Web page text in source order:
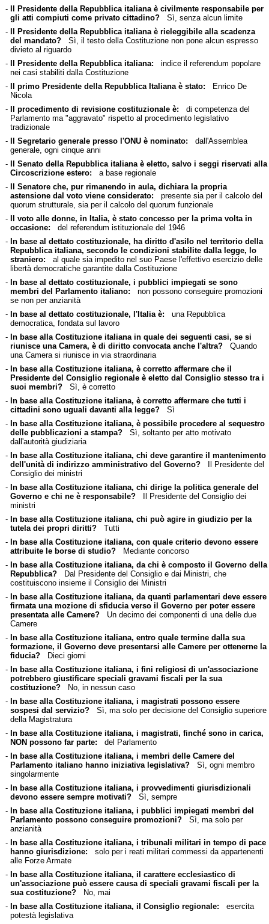
- Il Presidente della Repubblica italiana è civilmente responsabile per
gli atti compiuti come privato cittadino?Sì, senza alcun limite
- Il Presidente della Repubblica italiana è rieleggibile alla scadenza
del mandato?Sì, il testo della Costituzione non pone alcun espresso
divieto al riguardo
- Il Presidente della Repubblica italiana: indice il referendum popolare
nei casi stabiliti dalla Costituzione
- Il primo Presidente della Repubblica Italiana è stato: Enrico De
Nicola
- Il procedimento di revisione costituzionale è: di competenza del
Parlamento ma "aggravato" rispetto al procedimento legislativo
tradizionale
- Il Segretario generale presso l'ONU è nominato: dall'Assemblea
generale, ogni cinque anni
- Il Senato della Repubblica italiana è eletto, salvo i seggi riservati alla
Circoscrizione estero: a base regionale
- Il Senatore che, pur rimanendo in aula, dichiara la propria
astensione dal voto viene considerato: presente sia per il calcolo del
quorum strutturale, sia per il calcolo del quorum funzionale
- Il voto alle donne, in Italia, è stato concesso per la prima volta in
occasione: del referendum istituzionale del 1946
- In base al dettato costituzionale, ha diritto d'asilo nel territorio della
Repubblica italiana, secondo le condizioni stabilite dalla legge, lo
straniero: al quale sia impedito nel suo Paese l'effettivo esercizio delle
libertà democratiche garantite dalla Costituzione
- In base al dettato costituzionale, i pubblici impiegati se sono
membri del Parlamento italiano: non possono conseguire promozioni
se non per anzianità
- In base al dettato costituzionale, l'Italia è: una Repubblica
democratica, fondata sul lavoro
- In base alla Costituzione italiana in quale dei seguenti casi, se si
riunisce una Camera, è di diritto convocata anche l'altra?Quando
una Camera si riunisce in via straordinaria
- In base alla Costituzione italiana, è corretto affermare che il
Presidente del Consiglio regionale è eletto dal Consiglio stesso tra i
suoi membri?Sì, è corretto
- In base alla Costituzione italiana, è corretto affermare che tutti i
cittadini sono uguali davanti alla legge?Sì
- In base alla Costituzione italiana, è possibile procedere al sequestro
delle pubblicazioni a stampa?Sì, soltanto per atto motivato
dall'autorità giudiziaria
- In base alla Costituzione italiana, chi deve garantire il mantenimento
dell'unità di indirizzo amministrativo del Governo?Il Presidente del
Consiglio dei ministri
- In base alla Costituzione italiana, chi dirige la politica generale del
Governo e chi ne è responsabile?Il Presidente del Consiglio dei
ministri
- In base alla Costituzione italiana, chi può agire in giudizio per la
tutela dei propri diritti?Tutti
- In base alla Costituzione italiana, con quale criterio devono essere
attribuite le borse di studio?Mediante concorso
- In base alla Costituzione italiana, da chi è composto il Governo della
Repubblica?Dal Presidente del Consiglio e dai Ministri, che
costituiscono insieme il Consiglio dei Ministri
- In base alla Costituzione italiana, da quanti parlamentari deve essere
firmata una mozione di sfiducia verso il Governo per poter essere
presentata alle Camere?Un decimo dei componenti di una delle due
Camere
- In base alla Costituzione italiana, entro quale termine dalla sua
formazione, il Governo deve presentarsi alle Camere per ottenerne la
fiducia?Dieci giorni
- In base alla Costituzione italiana, i fini religiosi di un'associazione
potrebbero giustificare speciali gravami fiscali per la sua
costituzione?No, in nessun caso
- In base alla Costituzione italiana, i magistrati possono essere
sospesi dal servizio?Sì, ma solo per decisione del Consiglio superiore
della Magistratura
- In base alla Costituzione italiana, i magistrati, finché sono in carica,
NON possono far parte: del Parlamento
- In base alla Costituzione italiana, i membri delle Camere del
Parlamento italiano hanno iniziativa legislativa?Sì, ogni membro
singolarmente
- In base alla Costituzione italiana, i provvedimenti giurisdizionali
devono essere sempre motivati?Sì, sempre
- In base alla Costituzione italiana, i pubblici impiegati membri del
Parlamento possono conseguire promozioni?Sì, ma solo per
anzianità
- In base alla Costituzione italiana, i tribunali militari in tempo di pace
hanno giurisdizione: solo per i reati militari commessi da appartenenti
alle Forze Armate
- In base alla Costituzione italiana, il carattere ecclesiastico di
un'associazione può essere causa di speciali gravami fiscali per la
sua costituzione?No, mai
- In base alla Costituzione italiana, il Consiglio regionale: esercita
potestà legislativa